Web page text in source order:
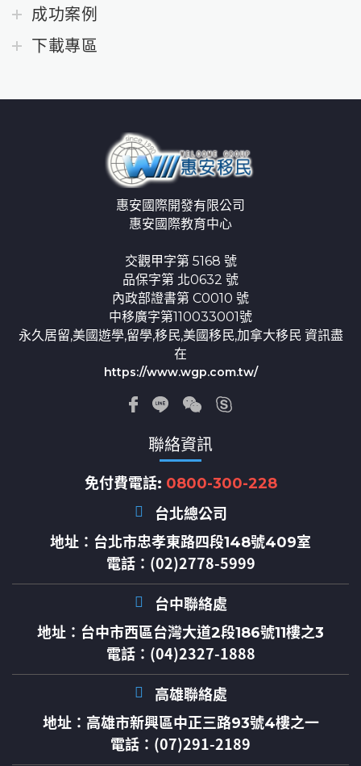
成功案例
下載專區
惠安國際開發有限公司
惠安國際教育中心
交觀甲字第 5168 號
品保字第 北0632 號
內政部證書第 C0010 號
中移廣字第110033001號
永久居留,美國遊學,留學,移民,美國移民,加拿大移民 資訊盡
在
https://www.wgp.com.tw/
聯絡資訊
免付費電話: 0800-300-228
台北總公司
地址： 台北市忠孝東路四段148號409室
電話：(02)2778-5999
台中聯絡處
地址： 台中市西區台灣大道2段186號11樓之3
電話：(04)2327-1888
高雄聯絡處
地址： 高雄市新興區中正三路93號4樓之一
電話：(07)291-2189